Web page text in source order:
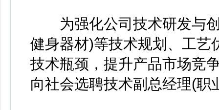
为强化公司技术研发与创
健身器材)等技术规划、工艺
技术瓶颈，提升产品市场竞
向社会选聘技术副总经理(职